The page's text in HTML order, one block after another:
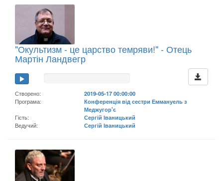
"Окультизм - це царство темряви!" - Отець
Мартін Ландвегр
Створено:
2019-05-17 00:00:00
Програма:
Конференція від сестри Еммануель з
Меджугор'є
Гість:
Сергій Іваницький
Ведучий:
Сергій Іваницький